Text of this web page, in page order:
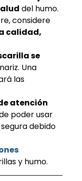
del humo.
considere
calidad,
se
Una
las
atención
poder usar
debido
y humo.